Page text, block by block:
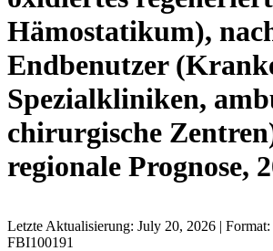
Hämostatikum),
Endbenutzer
Spezialkliniken,
chirurgische
regionale Prognose,
Letzte Aktualisierung: July 20, 2026 |
FBI100191